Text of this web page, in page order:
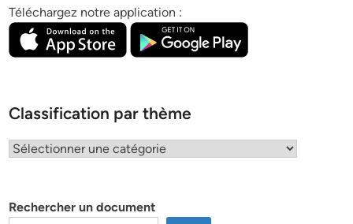
Téléchargez notre application :
Classification par thème
Classification
Rechercher un document